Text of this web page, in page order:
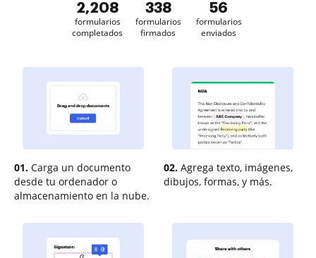
2,208
formularios
completados
338
formularios
firmados
56
formularios
enviados
01. Carga un documento
desde tu ordenador o
almacenamiento en la nube.
02. Agrega texto, imágenes,
dibujos, formas, y más.